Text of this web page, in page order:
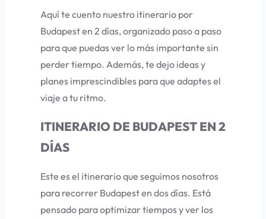
Aquí te cuento nuestro itinerario por
Budapest en 2 días, organizado paso a paso
para que puedas ver lo más importante sin
perder tiempo. Además, te dejo ideas y
planes imprescindibles para que adaptes el
viaje a tu ritmo.
ITINERARIO DE BUDAPEST EN 2
DÍAS
Este es el itinerario que seguimos nosotros
para recorrer Budapest en dos días. Está
pensado para optimizar tiempos y ver los